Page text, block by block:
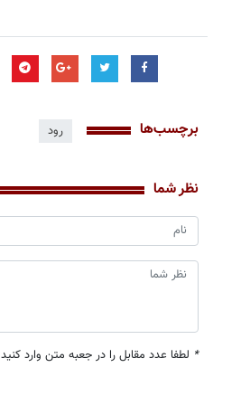
برچسب‌ها رود
نظر شما
* لطفا عدد مقابل را در جعبه متن وارد کنید